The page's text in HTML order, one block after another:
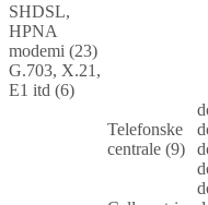
SHDSL,
HPNA
modemi (23)
G.703, X.21,
E1 itd (6)
Telefonske
centrale (9)